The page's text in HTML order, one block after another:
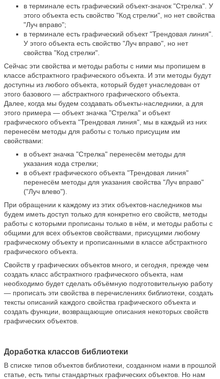
в терминале есть графический объект-значок "Стрелка". У
этого объекта есть свойство "Код стрелки", но нет свойства
"Луч вправо";
в терминале есть графический объект "Трендовая линия".
У этого объекта есть свойство "Луч вправо", но нет
свойства "Код стрелки".
Сейчас эти свойства и методы работы с ними мы пропишем в
классе абстрактного графического объекта. И эти методы будут
доступны из любого объекта, который будет унаследован от
этого базового — абстрактного графического объекта.
Далее, когда мы будем создавать объекты-наследники, а для
этого примера — объект значка "Стрелка" и объект
графического объекта "Трендовая линия", мы в каждый из них
перенесём методы для работы с только присущим им
свойствами:
в объект значка "Стрелка" перенесём методы для
указания кода стрелки;
в объект графического объекта "Трендовая линия"
перенесём методы для указания свойства "Луч вправо"
("Луч влево").
При обращении к каждому из этих объектов-наследников мы
будем иметь доступ только для конкретно его свойств, методы
работы с которыми прописаны только в нём, и методы работы с
общими для всех объектов свойствами, присущими любому
графическому объекту и прописанными в классе абстрактного
графического объекта.
Свойств у графических объектов много, и сегодня, прежде чем
создать класс абстрактного графического объекта, нам
необходимо будет сделать объёмную подготовительную работу
— прописать эти свойства в перечислениях библиотеки, создать
тексты описаний каждого свойства графического объекта и
создать функции, возвращающие описания некоторых свойств
графических объектов.
Доработка классов библиотеки
В списке типов объектов библиотеки, созданном нами в прошлой
статье, есть типы стандартных графических объектов. Но нам